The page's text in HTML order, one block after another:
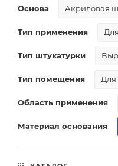
Основа Акриловая
Тип применения
Тип штукатурки
Тип помещения
Область применения
Материал основания